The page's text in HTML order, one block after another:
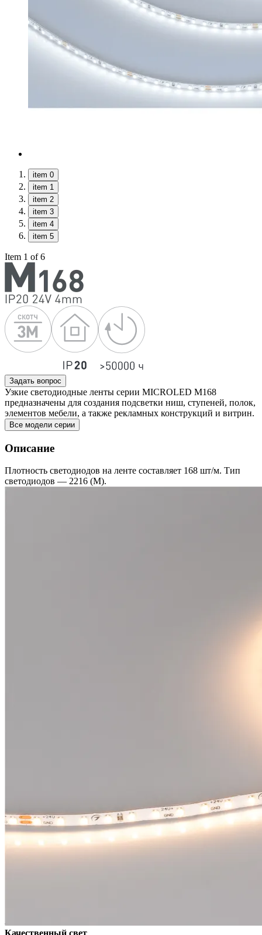
item 0
item 1
item 2
item 3
item 4
item 5
Item 1 of 6
Задать вопрос
Узкие светодиодные ленты серии MICROLED M168
предназначены для создания подсветки ниш, ступеней, полок,
элементов мебели, а также рекламных конструкций и витрин.
Все модели серии
Описание
Плотность светодиодов на ленте составляет 168 шт/м. Тип
светодиодов — 2216 (M).